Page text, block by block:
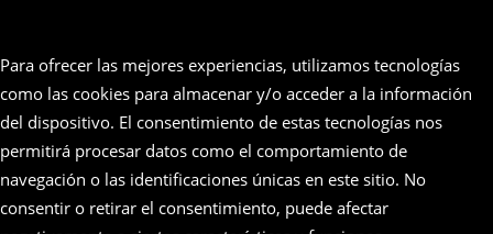
Para ofrecer las mejores experiencias, utilizamos tecnologías
como las cookies para almacenar y/o acceder a la información
del dispositivo. El consentimiento de estas tecnologías nos
permitirá procesar datos como el comportamiento de
navegación o las identificaciones únicas en este sitio. No
consentir o retirar el consentimiento, puede afectar